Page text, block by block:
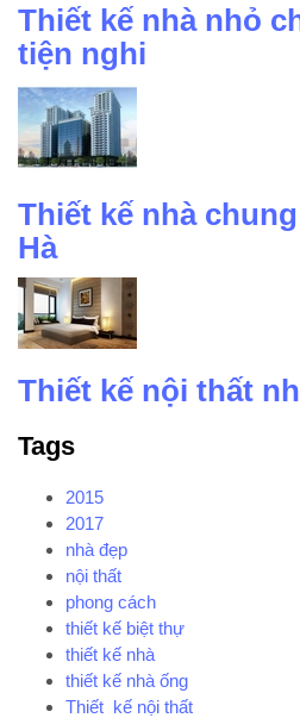
Thiết kế nhà nhỏ
tiện nghi
Thiết kế nhà
Hà
Thiết kế nội thất
Tags
2015
2017
nhà đẹp
nội thất
phong cách
thiết kế biệt thự
thiết kế nhà
thiết kế nhà ống
Thiết kế nội thất